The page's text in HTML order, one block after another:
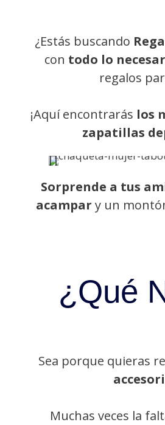
¿Estás buscando
con todo lo
regalos
¡Aquí encontrarás los
zapatillas
Sorprende a tus
acampar y un
¿Qué
Sea porque quieras
Muchas veces la